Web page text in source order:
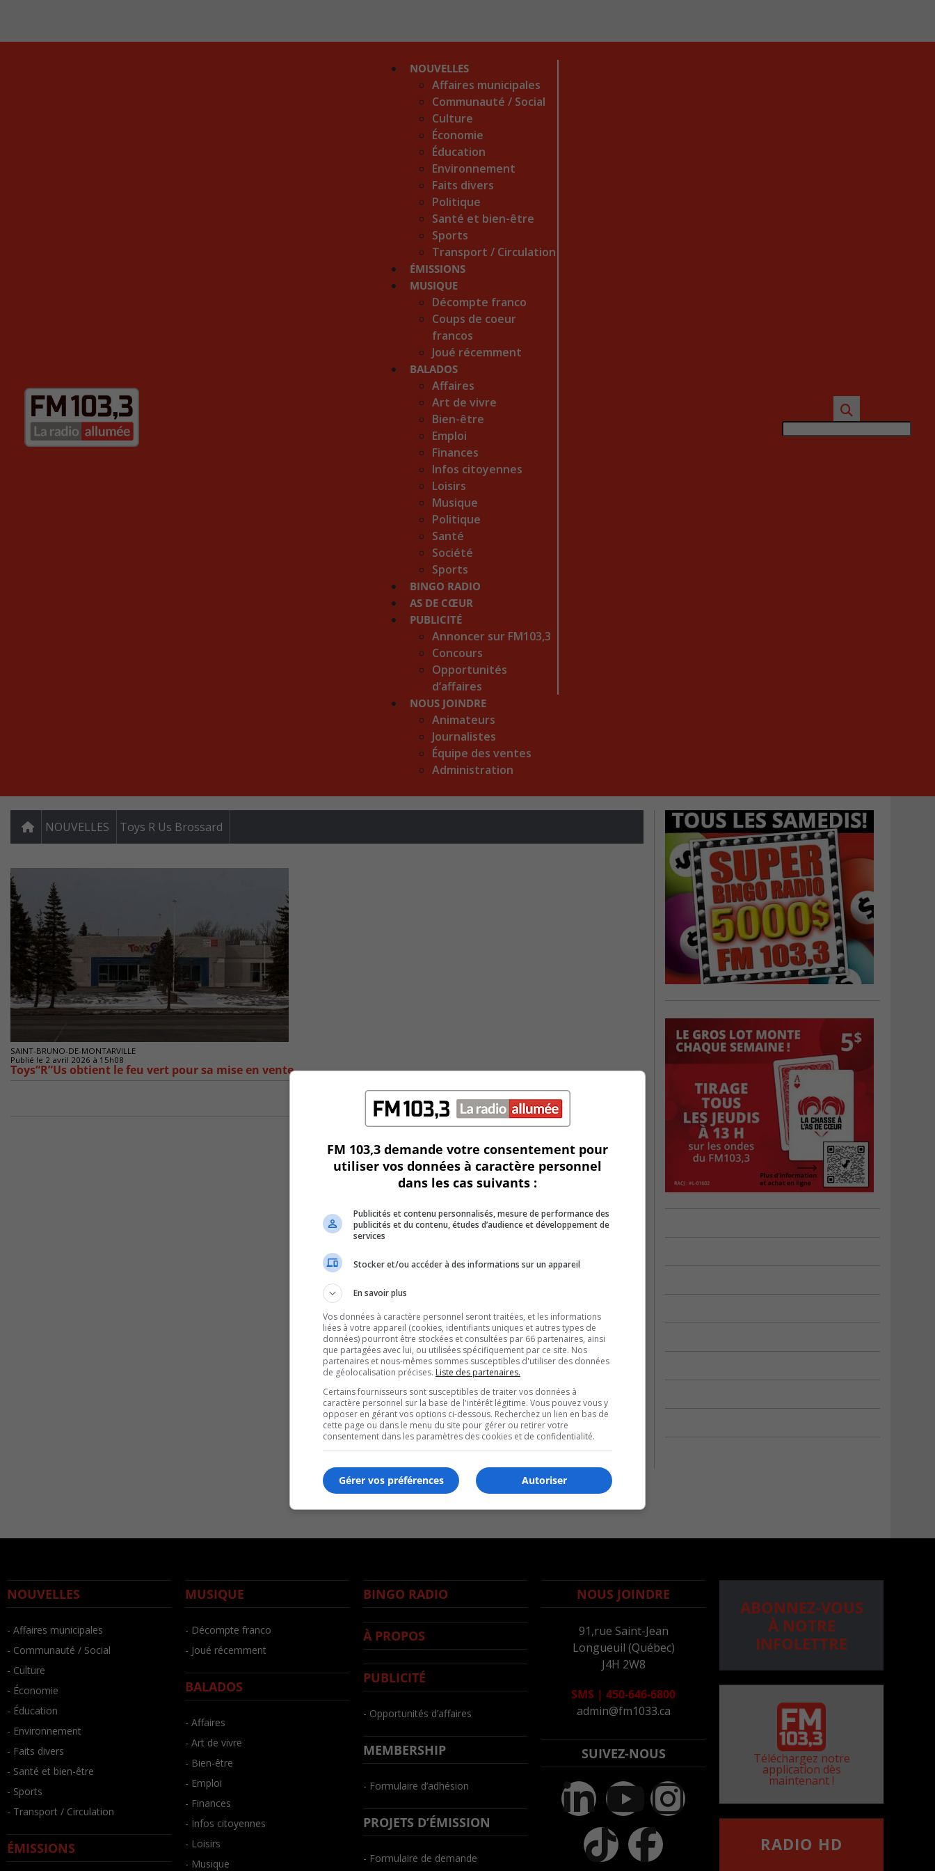
NOUVELLES
Affaires municipales
Communauté / Social
Culture
Économie
Éducation
Environnement
Faits divers
Politique
Santé et bien-être
Sports
Transport / Circulation
ÉMISSIONS
MUSIQUE
Décompte franco
Coups de coeur
francos
Joué récemment
BALADOS
Affaires
Art de vivre
Bien-être
Emploi
Finances
Infos citoyennes
Loisirs
Musique
Politique
Santé
Société
Sports
BINGO RADIO
AS DE CŒUR
PUBLICITÉ
Annoncer sur FM103,3
Concours
Opportunités
d’affaires
NOUS JOINDRE
Animateurs
Journalistes
Équipe des ventes
Administration
NOUVELLES Toys R Us Brossard
SAINT-BRUNO-DE-MONTARVILLE
Publié le 2 avril 2026 à 15h08
Toys“R”Us obtient le feu vert pour sa mise en vente
NOUVELLES
- Affaires municipales
- Communauté / Social
- Culture
- Économie
- Éducation
- Environnement
- Faits divers
- Santé et bien-être
- Sports
- Transport / Circulation
ÉMISSIONS
MUSIQUE
- Décompte franco
- Joué récemment
BALADOS
- Affaires
- Art de vivre
- Bien-être
- Emploi
- Finances
- Infos citoyennes
- Loisirs
- Musique
BINGO RADIO
À PROPOS
PUBLICITÉ
- Opportunités d’affaires
MEMBERSHIP
- Formulaire d’adhésion
PROJETS D’ÉMISSION
- Formulaire de demande
NOUS JOINDRE
91,rue Saint-Jean
Longueuil (Québec)
J4H 2W8
SMS | 450-646-6800
admin@fm1033.ca
SUIVEZ-NOUS
ABONNEZ-VOUS
À NOTRE
INFOLETTRE
Téléchargez notre
application dès
maintenant !
RADIO HD
FM 103,3 demande votre consentement pour
utiliser vos données à caractère personnel
dans les cas suivants :
Publicités et contenu personnalisés, mesure de performance des
publicités et du contenu, études d’audience et développement de
services
Stocker et/ou accéder à des informations sur un appareil
En savoir plus
Vos données à caractère personnel seront traitées, et les informations
liées à votre appareil (cookies, identifiants uniques et autres types de
données) pourront être stockées et consultées par 66 partenaires, ainsi
que partagées avec lui, ou utilisées spécifiquement par ce site. Nos
partenaires et nous-mêmes sommes susceptibles d'utiliser des données
de géolocalisation précises. Liste des partenaires.
Certains fournisseurs sont susceptibles de traiter vos données à
caractère personnel sur la base de l'intérêt légitime. Vous pouvez vous y
opposer en gérant vos options ci-dessous. Recherchez un lien en bas de
cette page ou dans le menu du site pour gérer ou retirer votre
consentement dans les paramètres des cookies et de confidentialité.
Autoriser
Gérer vos préférences